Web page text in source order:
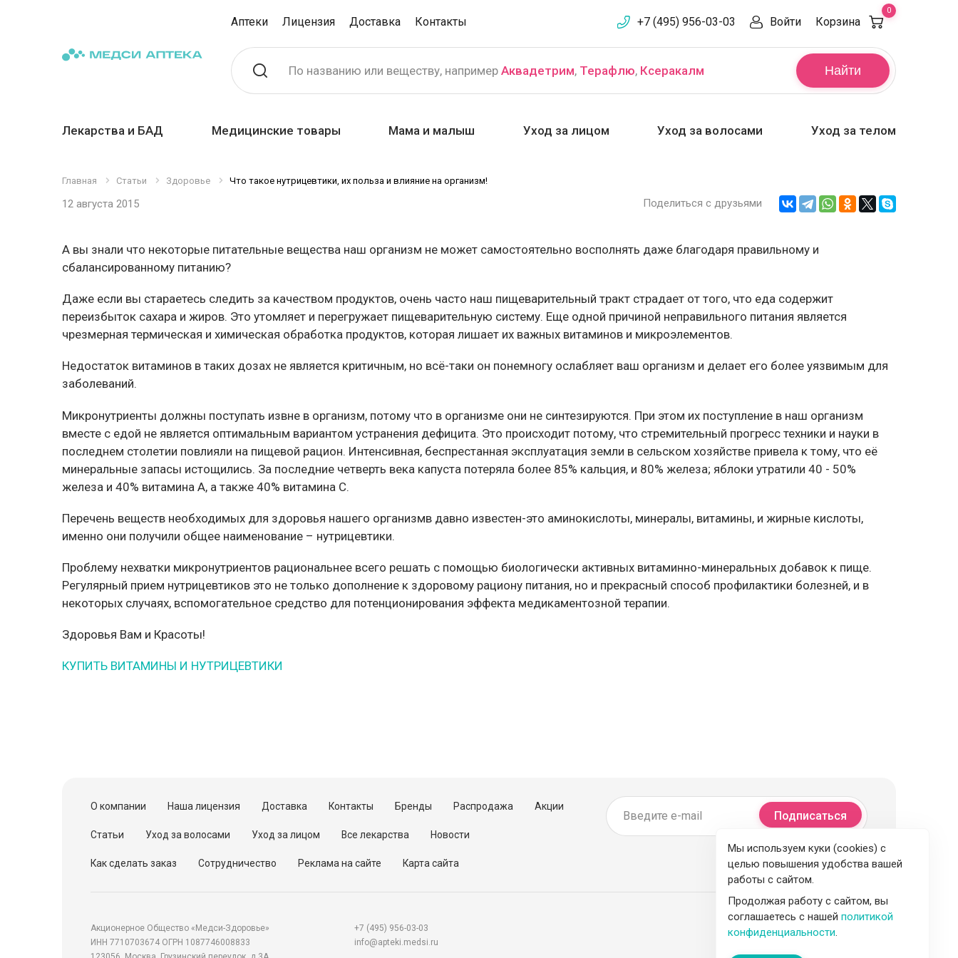
Аптеки Лицензия Доставка Контакты +7 (495) 956-03-03 Войти Корзина
0
Найти
По названию или веществу, например Аквадетрим, Терафлю, Ксеракалм
Лекарства и БАД Медицинские товары Мама и малыш Уход за лицом Уход за волосами Уход за телом
Главная Статьи Здоровье Что такое нутрицевтики, их польза и влияние на организм!
12 августа 2015 Поделиться с друзьями
А вы знали что некоторые питательные вещества наш организм не может самостоятельно восполнять даже благодаря правильному и
сбалансированному питанию?
Даже если вы стараетесь следить за качеством продуктов, очень часто наш пищеварительный тракт страдает от того, что еда содержит
переизбыток сахара и жиров. Это утомляет и перегружает пищеварительную систему. Еще одной причиной неправильного питания является
чрезмерная термическая и химическая обработка продуктов, которая лишает их важных витаминов и микроэлементов.
Недостаток витаминов в таких дозах не является критичным, но всё-таки он понемногу ослабляет ваш организм и делает его более уязвимым для
заболеваний.
Микронутриенты должны поступать извне в организм, потому что в организме они не синтезируются. При этом их поступление в наш организм
вместе с едой не является оптимальным вариантом устранения дефицита. Это происходит потому, что стремительный прогресс техники и науки в
последнем столетии повлияли на пищевой рацион. Интенсивная, беспрестанная эксплуатация земли в сельском хозяйстве привела к тому, что её
минеральные запасы истощились. За последние четверть века капуста потеряла более 85% кальция, и 80% железа; яблоки утратили 40 - 50%
железа и 40% витамина А, а также 40% витамина C.
Перечень веществ необходимых для здоровья нашего организмв давно известен-это аминокислоты, минералы, витамины, и жирные кислоты,
именно они получили общее наименование – нутрицевтики.
Проблему нехватки микронутриентов рациональнее всего решать с помощью биологически активных витаминно-минеральных добавок к пище.
Регулярный прием нутрицевтиков это не только дополнение к здоровому рациону питания, но и прекрасный способ профилактики болезней, и в
некоторых случаях, вспомогательное средство для потенционирования эффекта медикаментозной терапии.
Здоровья Вам и Красоты!
КУПИТЬ ВИТАМИНЫ И НУТРИЦЕВТИКИ
О компании Наша лицензия Доставка Контакты Бренды Распродажа Акции
Статьи Уход за волосами Уход за лицом Все лекарства Новости
Как сделать заказ Сотрудничество Реклама на сайте Карта сайта
Подписаться
Акционерное Общество «Медси-Здоровье»
ИНН 7710703674 ОГРН 1087746008833
+7 (495) 956-03-03
info@apteki.medsi.ru
Мы используем куки (cookies) с
целью повышения удобства вашей
работы с сайтом.
Продолжая работу с сайтом, вы
соглашаетесь с нашей политикой
конфиденциальности.